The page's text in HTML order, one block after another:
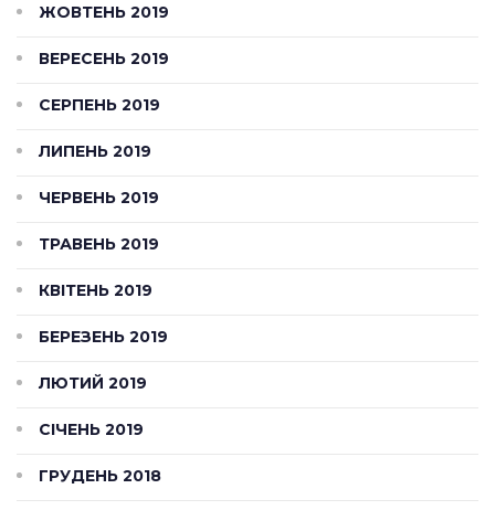
ЖОВТЕНЬ 2019
ВЕРЕСЕНЬ 2019
СЕРПЕНЬ 2019
ЛИПЕНЬ 2019
ЧЕРВЕНЬ 2019
ТРАВЕНЬ 2019
КВІТЕНЬ 2019
БЕРЕЗЕНЬ 2019
ЛЮТИЙ 2019
СІЧЕНЬ 2019
ГРУДЕНЬ 2018